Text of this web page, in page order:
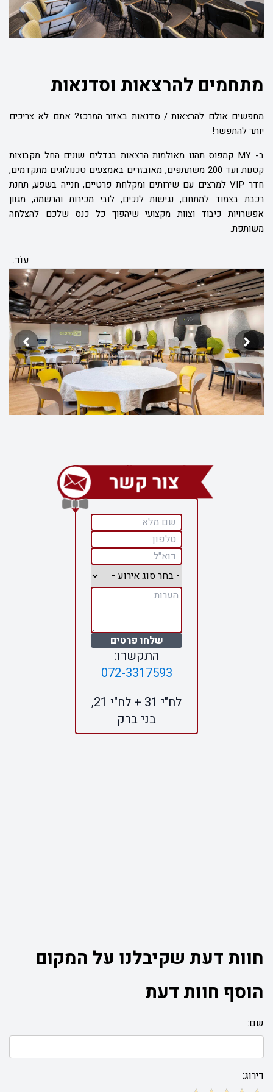
מתחמים להרצאות וסדנאות
מחפשים אולם להרצאות / סדנאות באזור המרכז? אתם לא צריכים
יותר להתפשר!
ב- MY קמפוס תהנו מאולמות הרצאות בגדלים שונים החל מקבוצות
קטנות ועד 200 משתתפים, מאובזרים באמצעים טכנולוגים מתקדמים,
חדר VIP למרצים עם שירותים ומקלחת פרטיים, חנייה בשפע, תחנת
רכבת בצמוד למתחם, נגישות לנכים, לובי מכירות והרשמה, מגוון
אפשרויות כיבוד וצוות מקצועי שיהפוך כל כנס שלכם להצלחה
משותפת.
עוֹד...
שלחו פרטים
התקשרו:
072-3317593
לח"י 31 + לח"י 21,
בני ברק
חוות דעת שקיבלנו על המקום
הוסף חוות דעת
שם:
דירוג: